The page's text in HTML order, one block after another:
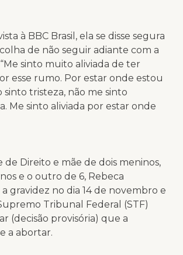
à BBC Brasil, ela se disse segura
de não seguir adiante com a
sinto muito aliviada de ter
esse rumo. Por estar onde estou
sinto tristeza, não me sinto
Me sinto aliviada por estar onde
de Direito e mãe de dois meninos,
e o outro de 6, Rebeca
gravidez no dia 14 de novembro e
Tribunal Federal (STF)
(decisão provisória) que a
a abortar.